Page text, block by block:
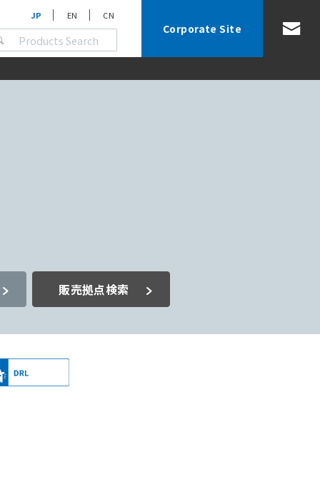
JP EN CN
Corporate Site
販売拠点検索